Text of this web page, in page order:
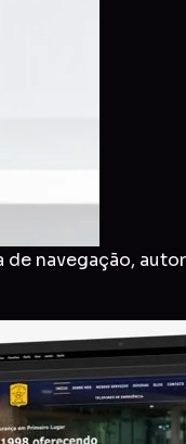
navegação,